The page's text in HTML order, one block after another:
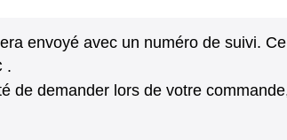
envoyé avec un numéro de suivi.
.
de demander lors de votre